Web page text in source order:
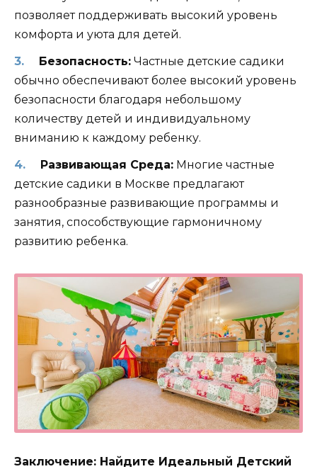
позволяет поддерживать высокий уровень
комфорта и уюта для детей.
Безопасность:Частные детские садики
обычно обеспечивают более высокий уровень
безопасности благодаря небольшому
количеству детей и индивидуальному
вниманию к каждому ребенку.
Развивающая Среда:Многие частные
детские садики в Москве предлагают
разнообразные развивающие программы и
занятия, способствующие гармоничному
развитию ребенка.
Заключение: Найдите Идеальный Детский